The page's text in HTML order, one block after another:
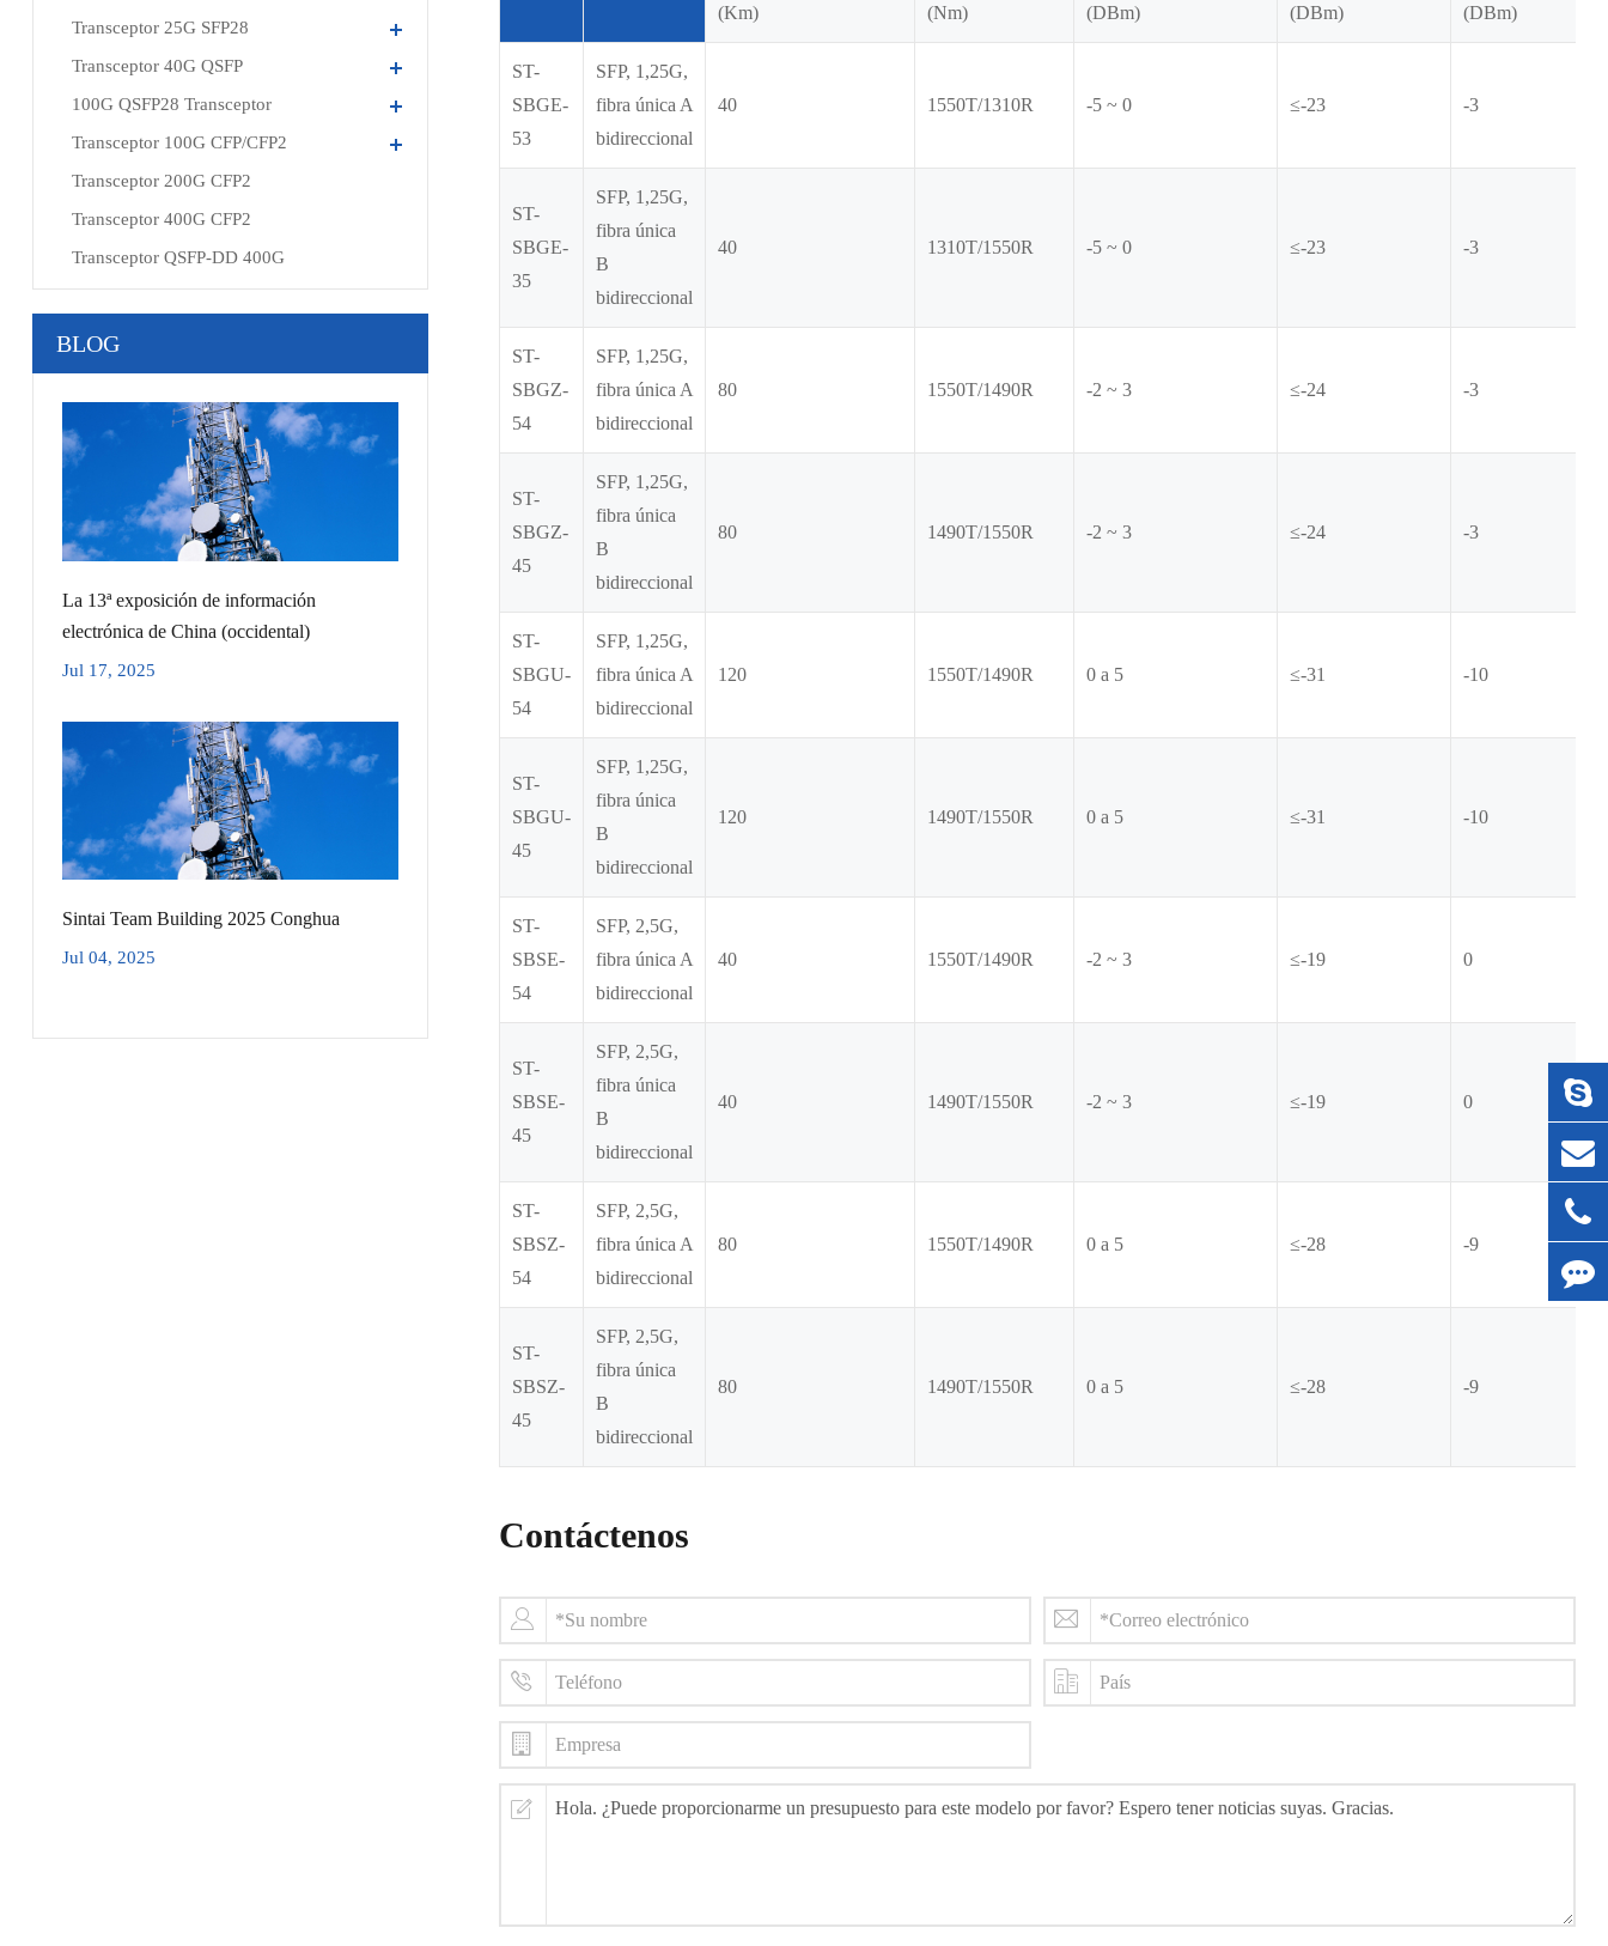
Transceptor 25G SFP28
Transceptor 40G QSFP
100G QSFP28 Transceptor
Transceptor 100G CFP/CFP2
Transceptor 200G CFP2
Transceptor 400G CFP2
Transceptor QSFP-DD 400G
BLOG
La 13ª exposición de información
electrónica de China (occidental)
Jul 17, 2025
Sintai Team Building 2025 Conghua
Jul 04, 2025
(Km) (Nm) (DBm) (DBm) (DBm)
ST-
SBGE-
53
SFP, 1,25G,
fibra única A
bidireccional
40 1550T/1310R -5 ~ 0 ≤-23 -3
ST-
SBGE-
35
SFP, 1,25G,
fibra única
B
bidireccional
40 1310T/1550R -5 ~ 0 ≤-23 -3
ST-
SBGZ-
54
SFP, 1,25G,
fibra única A
bidireccional
80 1550T/1490R -2 ~ 3 ≤-24 -3
ST-
SBGZ-
45
SFP, 1,25G,
fibra única
B
bidireccional
80 1490T/1550R -2 ~ 3 ≤-24 -3
ST-
SBGU-
54
SFP, 1,25G,
fibra única A
bidireccional
120 1550T/1490R 0 a 5 ≤-31 -10
ST-
SBGU-
45
SFP, 1,25G,
fibra única
B
bidireccional
120 1490T/1550R 0 a 5 ≤-31 -10
ST-
SBSE-
54
SFP, 2,5G,
fibra única A
bidireccional
40 1550T/1490R -2 ~ 3 ≤-19 0
ST-
SBSE-
45
SFP, 2,5G,
fibra única
B
bidireccional
40 1490T/1550R -2 ~ 3 ≤-19 0
ST-
SBSZ-
54
SFP, 2,5G,
fibra única A
bidireccional
80 1550T/1490R 0 a 5 ≤-28 -9
ST-
SBSZ-
45
SFP, 2,5G,
fibra única
B
bidireccional
80 1490T/1550R 0 a 5 ≤-28 -9
Contáctenos